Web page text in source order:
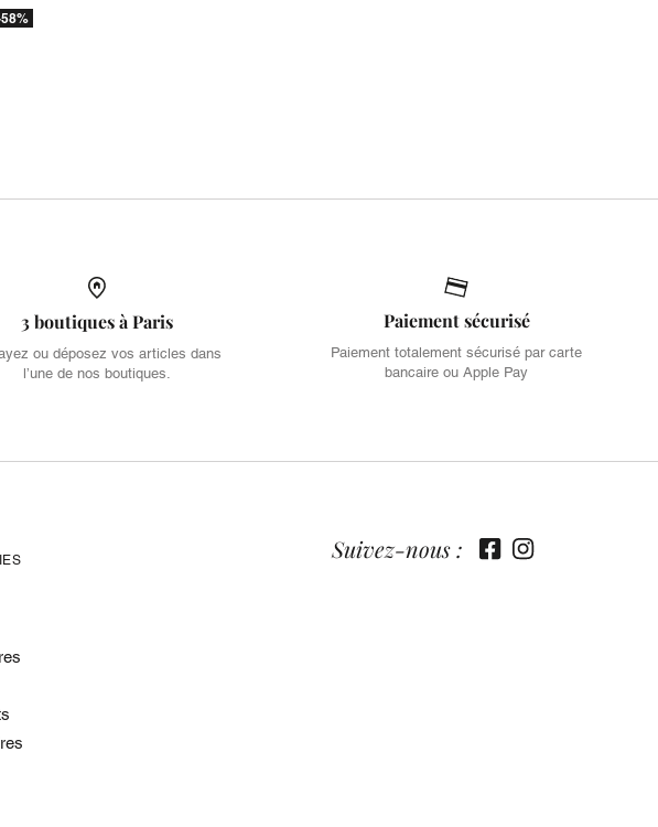
3 boutiques à Paris
ou déposez vos articles dans
l’une de nos boutiques.
Paiement sécurisé
Paiement totalement sécurisé par carte
bancaire ou Apple Pay
Suivez-nous :